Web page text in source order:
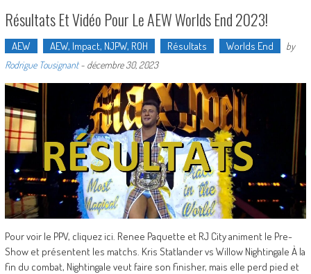
Résultats Et Vidéo Pour Le AEW Worlds End 2023!
AEW AEW, Impact, NJPW, ROH Résultats Worlds End
by
Rodrigue Tousignant- décembre 30, 2023
Pour voir le PPV, cliquez ici. Renee Paquette et RJ City animent le Pre-
Show et présentent les matchs. Kris Statlander vs Willow Nightingale À la
fin du combat, Nightingale veut faire son finisher, mais elle perd pied et